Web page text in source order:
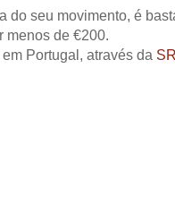
do seu movimento, é
menos de €200.
Portugal, através da SRI